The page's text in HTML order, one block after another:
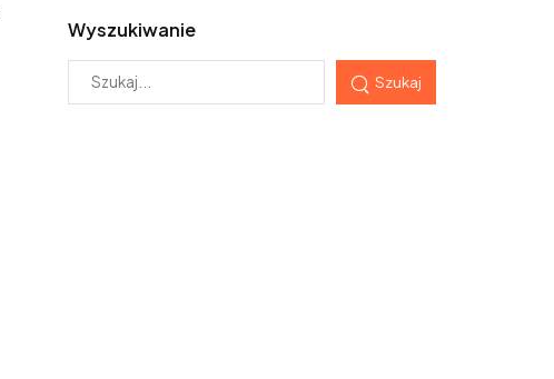
Wyszukiwanie
Szukaj